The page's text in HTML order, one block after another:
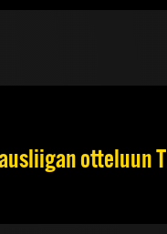
otteluun